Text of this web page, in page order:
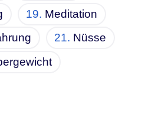
Meditation
Nüsse